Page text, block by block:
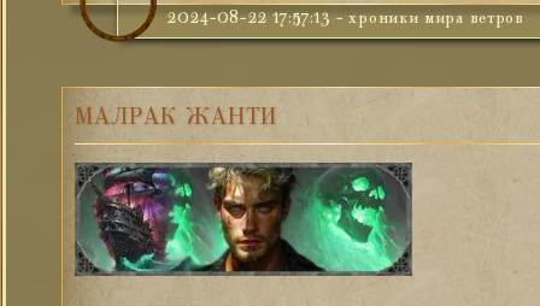
2024-08-22 17:57:13 -хроники мира ветров
МАЛРАК ЖАНТИ